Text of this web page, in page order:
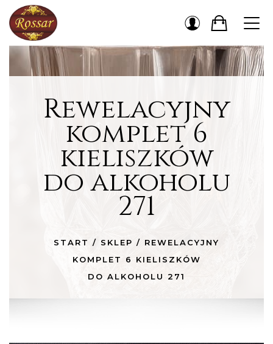
Rewelacyjny
komplet 6
kieliszków
do alkoholu
271
START / SKLEP / REWELACYJNY
KOMPLET 6 KIELISZKÓW
DO ALKOHOLU 271